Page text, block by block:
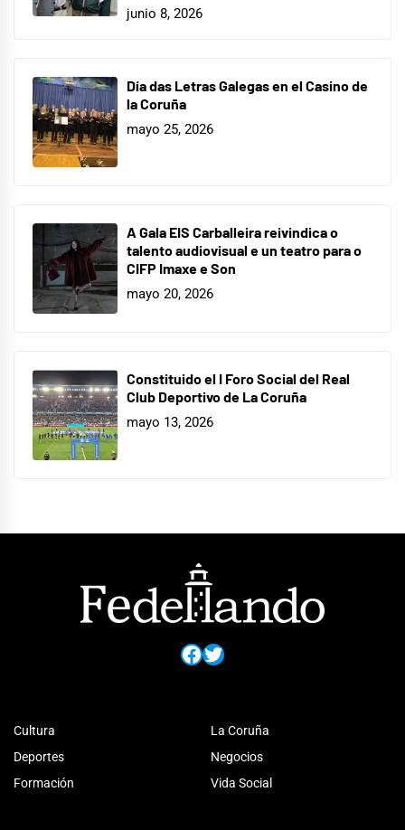
junio 8, 2026
Día das Letras Galegas en el Casino de
la Coruña
mayo 25, 2026
A Gala EIS Carballeira reivindica o
talento audiovisual e un teatro para o
CIFP Imaxe e Son
mayo 20, 2026
Constituido el I Foro Social del Real
Club Deportivo de La Coruña
mayo 13, 2026
Facebook
Twitter
Cultura
Deportes
Formación
La Coruña
Negocios
Vida Social